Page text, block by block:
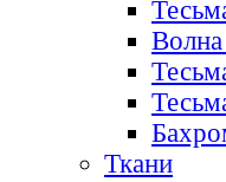
Волна
Ткани